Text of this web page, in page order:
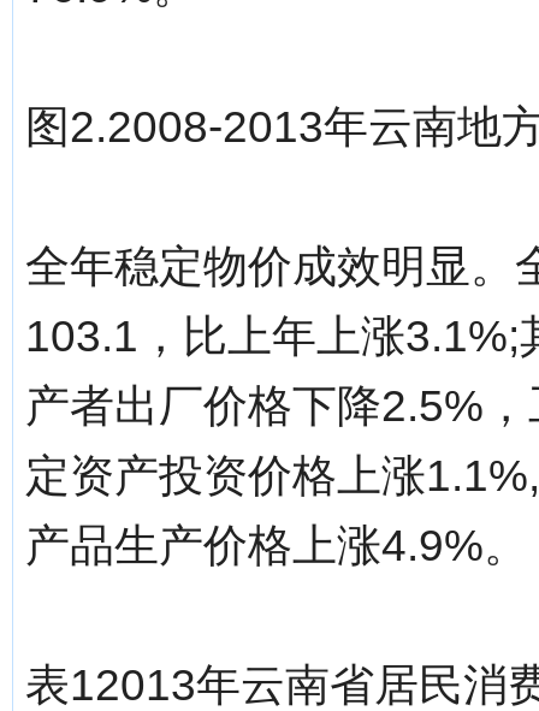
图2.2008-2013年云南地
全年稳定物价成效明显。
103.1，比上年上涨
产者出厂价格下降2.5%
定资产投资价格上涨
产品生产价格上涨4.9%。
表12013年云南省居民消